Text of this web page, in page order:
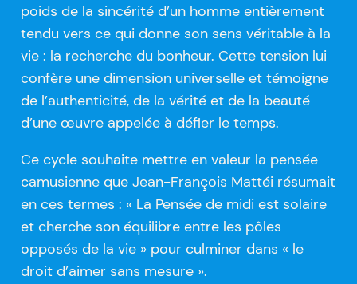
poids de la sincérité d’un homme entièrement
tendu vers ce qui donne son sens véritable à la
vie : la recherche du bonheur. Cette tension lui
confère une dimension universelle et témoigne
de l’authenticité, de la vérité et de la beauté
d’une œuvre appelée à défier le temps.
Ce cycle souhaite mettre en valeur la pensée
camusienne que Jean-François Mattéi résumait
en ces termes : « La Pensée de midi est solaire
et cherche son équilibre entre les pôles
opposés de la vie » pour culminer dans « le
droit d’aimer sans mesure ».